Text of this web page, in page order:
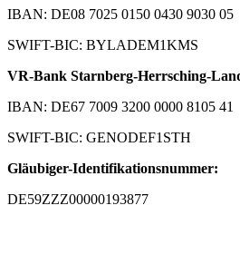
IBAN: DE08 7025 0150 0430 9030 05
SWIFT-BIC: BYLADEM1KMS
VR-Bank Starnberg-Herrsching-
IBAN: DE67 7009 3200 0000 8105 41
SWIFT-BIC: GENODEF1STH
Gläubiger-Identifikationsnummer:
DE59ZZZ00000193877